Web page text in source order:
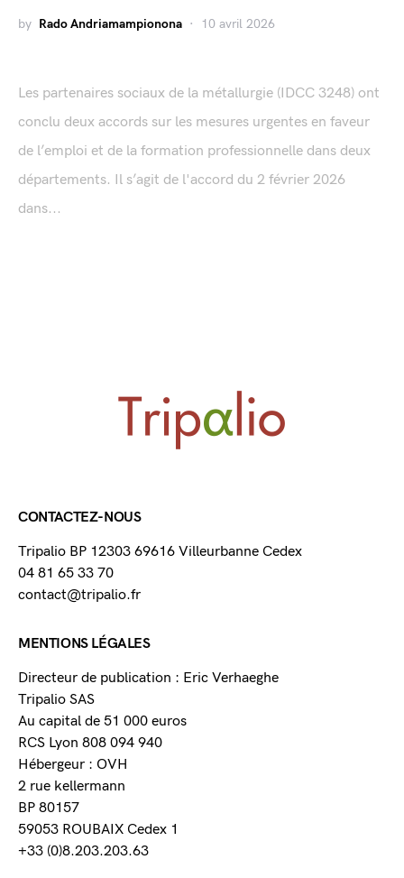
by Rado Andriamampionona 10 avril 2026
Les partenaires sociaux de la métallurgie (IDCC 3248) ont
conclu deux accords sur les mesures urgentes en faveur
de l’emploi et de la formation professionnelle dans deux
départements. Il s’agit de l'accord du 2 février 2026
dans...
CONTACTEZ-NOUS
Tripalio BP 12303 69616 Villeurbanne Cedex
04 81 65 33 70
contact@tripalio.fr
MENTIONS LÉGALES
Directeur de publication : Eric Verhaeghe
Tripalio SAS
Au capital de 51 000 euros
RCS Lyon 808 094 940
Hébergeur : OVH
2 rue kellermann
BP 80157
59053 ROUBAIX Cedex 1
+33 (0)8.203.203.63